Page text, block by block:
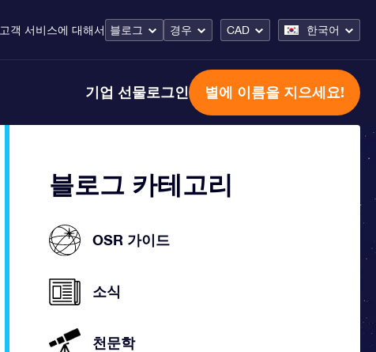
고객 서비스에 대해서 블로그 경우 CAD 한국어
기업 선물로그인 별에 이름을 지으세요!
블로그 카테고리
OSR 가이드
소식
천문학